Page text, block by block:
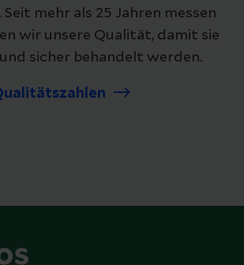
mehr als 25 Jahren messen
wir unsere Qualität, damit sie
sicher behandelt werden.